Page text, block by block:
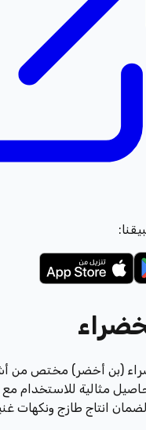
(بن أخضر) مختص من
مثالية للاستخدام مع
لضمان انتاج طازج ونكهات